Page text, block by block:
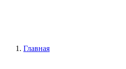
Главная